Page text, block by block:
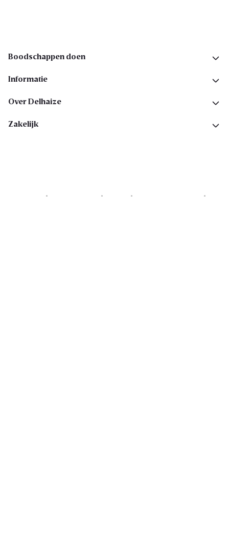
Boodschappen doen
Informatie
Over Delhaize
Zakelijk